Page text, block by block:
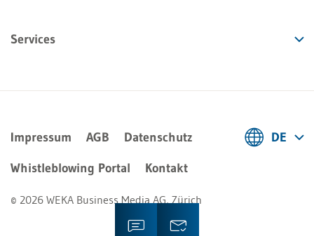
Services
Impressum AGB
Datenschutz
Whistleblowing Portal
Kontakt
© 2026 WEKA Business Media AG, Zürich
DE